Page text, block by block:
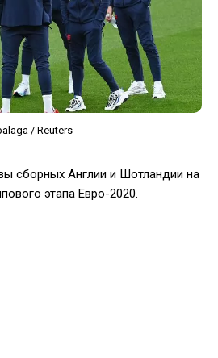
/ Reuters
сборных Англии и Шотландии на
этапа Евро-2020.